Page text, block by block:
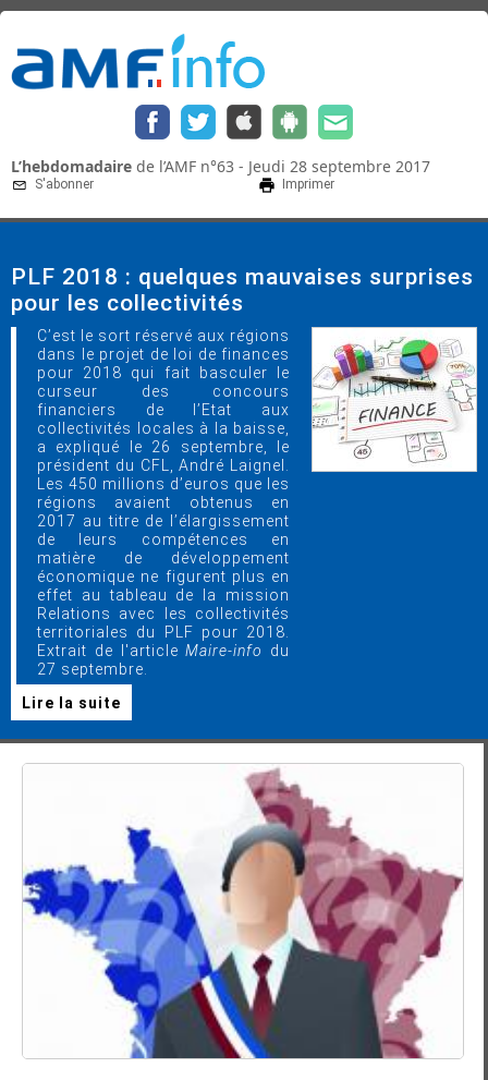
L’hebdomadaire de l’AMF n°63 - Jeudi 28 septembre 2017
S'abonner Imprimer
PLF 2018 : quelques mauvaises surprises
pour les collectivités
C’est le sort réservé aux régions
dans le projet de loi de finances
pour 2018 qui fait basculer le
curseur des concours
financiers de l’Etat aux
collectivités locales à la baisse,
a expliqué le 26 septembre, le
président du CFL, André Laignel.
Les 450 millions d’euros que les
régions avaient obtenus en
2017 au titre de l’élargissement
de leurs compétences en
matière de développement
économique ne figurent plus en
effet au tableau de la mission
Relations avec les collectivités
territoriales du PLF pour 2018.
Extrait de l'articleMaire-info
du
27 septembre.
Lire la suite